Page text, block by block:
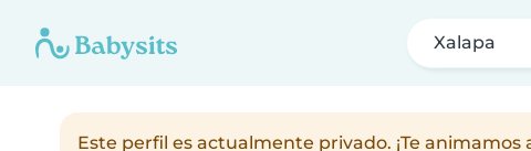
Xalapa
Este perfil es actualmente privado. ¡Te